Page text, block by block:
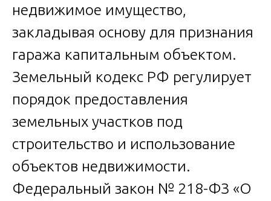
недвижимое имущество,
закладывая основу для признания
гаража капитальным объектом.
Земельный кодекс РФ регулирует
порядок предоставления
земельных участков под
строительство и использование
объектов недвижимости.
Федеральный закон № 218-ФЗ «О